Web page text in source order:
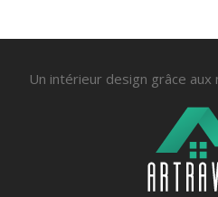
Un intérieur design grâce